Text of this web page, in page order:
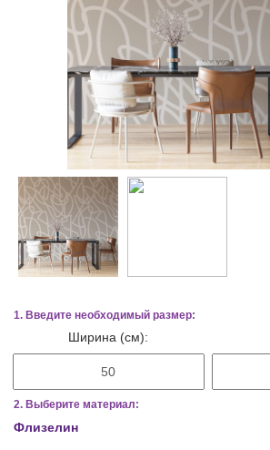
1. Введите необходимый размер:
Ширина (см):
2. Выберите материал:
Флизелин